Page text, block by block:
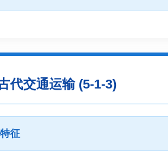
代交通运输 (5-1-3)
征